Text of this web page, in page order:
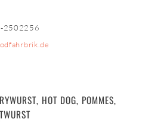
2502256
HOT DOG, POMMES,